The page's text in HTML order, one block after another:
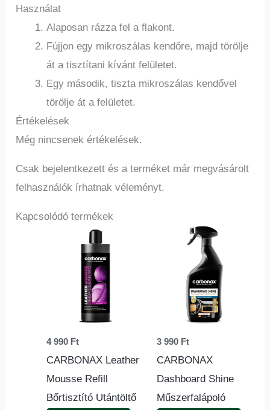
Használat
Alaposan rázza fel a flakont.
Fújjon egy mikroszálas kendőre, majd törölje
át a tisztítani kívánt felületet.
Egy második, tiszta mikroszálas kendővel
törölje át a felületet.
Értékelések
Még nincsenek értékelések.
Csak bejelentkezett és a terméket már megvásárolt
felhasználók írhatnak véleményt.
Kapcsolódó termékek
4 990 Ft
CARBONAX Leather
Mousse Refill
Bőrtisztító Utántöltő
3 990 Ft
CARBONAX
Dashboard Shine
Műszerfalápoló